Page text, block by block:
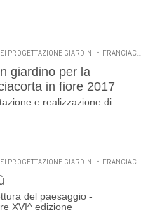
PROGETTAZIONE GIARDINI • FRANCIACORTA IN FIORE
giardino per la
in fiore 2017
e realizzazione di
PROGETTAZIONE GIARDINI • FRANCIACORTA IN FIORE
del paesaggio -
XVI^ edizione